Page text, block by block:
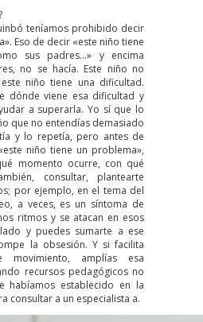
teníamos prohibido decir
Eso de decir «este niño tiene
sus padres…» y encima
no se hacía. Este niño no
niño tiene una dificultad.
dónde viene esa dificultad y
a superarla. Yo sí que lo
que no entendías demasiado
y lo repetía, pero antes de
niño tiene un problema»,
momento ocurre, con qué
consultar, plantearte
por ejemplo, en el tema del
a veces, es un síntoma de
ritmos y se atacan en esos
y puedes sumarte a ese
la obsesión. Y si facilita
movimiento, amplías esa
recursos pedagógicos no
habíamos establecido en la
consultar a un especialista a.